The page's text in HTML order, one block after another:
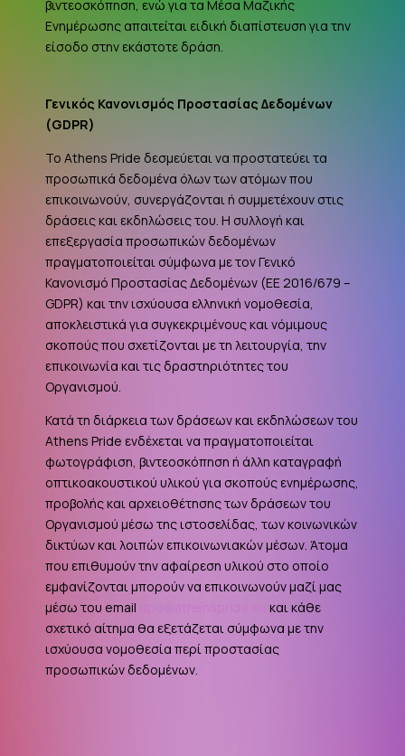
βιντεοσκόπηση, ενώ για τα Μέσα Μαζικής
Ενημέρωσης απαιτείται ειδική διαπίστευση για την
είσοδο στην εκάστοτε δράση.
Γενικός Κανονισμός Προστασίας Δεδομένων
(GDPR)
Το Athens Pride δεσμεύεται να προστατεύει τα
προσωπικά δεδομένα όλων των ατόμων που
επικοινωνούν, συνεργάζονται ή συμμετέχουν στις
δράσεις και εκδηλώσεις του. Η συλλογή και
επεξεργασία προσωπικών δεδομένων
πραγματοποιείται σύμφωνα με τον Γενικό
Κανονισμό Προστασίας Δεδομένων (ΕΕ 2016/679 –
GDPR) και την ισχύουσα ελληνική νομοθεσία,
αποκλειστικά για συγκεκριμένους και νόμιμους
σκοπούς που σχετίζονται με τη λειτουργία, την
επικοινωνία και τις δραστηριότητες του
Οργανισμού.
Κατά τη διάρκεια των δράσεων και εκδηλώσεων του
Athens Pride ενδέχεται να πραγματοποιείται
φωτογράφιση, βιντεοσκόπηση ή άλλη καταγραφή
οπτικοακουστικού υλικού για σκοπούς ενημέρωσης,
προβολής και αρχειοθέτησης των δράσεων του
Οργανισμού μέσω της ιστοσελίδας, των κοινωνικών
δικτύων και λοιπών επικοινωνιακών μέσων. Άτομα
που επιθυμούν την αφαίρεση υλικού στο οποίο
εμφανίζονται μπορούν να επικοινωνούν μαζί μας
μέσω του email
και κάθε
σχετικό αίτημα θα εξετάζεται σύμφωνα με την
ισχύουσα νομοθεσία περί προστασίας
προσωπικών δεδομένων.